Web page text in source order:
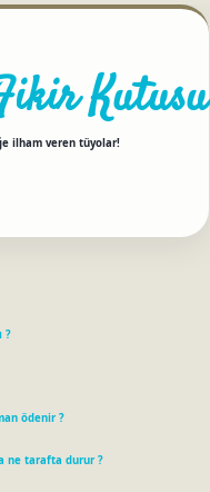
Kutusu
ilham veren tüyolar!
?
ödenir ?
ne tarafta durur ?